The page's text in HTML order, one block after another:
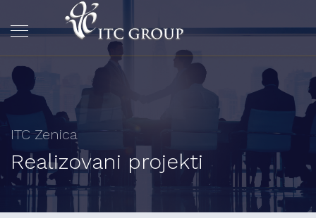
ITC Zenica
Realizovani projekti